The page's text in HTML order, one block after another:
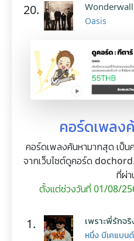
20. Wonderwall
Oasis
คอร์ดเพลง
คอร์ดเพลงค้นหามากสุด เป็
จากเว็บไซต์ดูคอร์ด
ที่ผ่า
ตั้งแต่ช่วงวันที่ 01/08/
1. เพราะพี่รักจริ
หนึ่ง บีเคแบนด์